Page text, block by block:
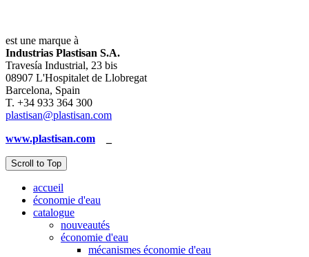
est une marque à
Industrias Plastisan S.A.
Travesía Industrial, 23 bis
08907 L'Hospitalet de Llobregat
Barcelona, Spain
T. +34 933 364 300
plastisan@plastisan.com
www.plastisan.com
Scroll to Top
accueil
économie d'eau
catalogue
nouveautés
économie d'eau
mécanismes économie d'eau